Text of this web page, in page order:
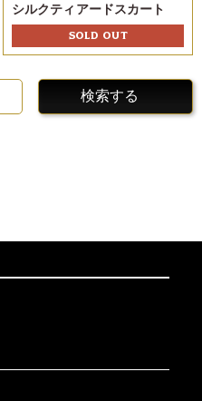
シルクティアードスカート
SOLD OUT
検索する